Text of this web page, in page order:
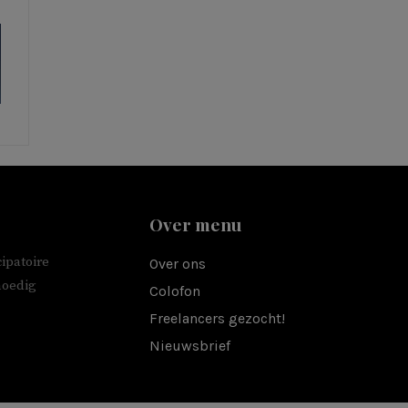
Over menu
Over ons
Colofon
Freelancers gezocht!
Nieuwsbrief